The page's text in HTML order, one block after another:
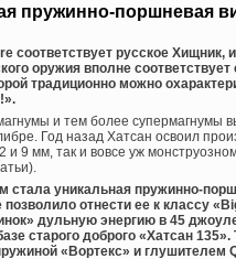
пружинно-поршневая
соответствует русское
оружия вполне
традиционно можно
и тем более супермагнумы
Год назад Хатсан освоил
и 9 мм, так и вовсе уж
уникальная пружинно-
отнести ее к классу
дульную энергию в 45
старого доброго «Хатсан
«Вортекс» и глушителем